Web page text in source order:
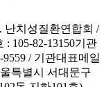
난치성질환연합회 /
: 105-82-13150기관
9559 / 기관대표메일
특별시 서대문구